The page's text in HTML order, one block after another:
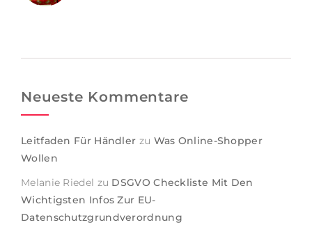
Neueste Kommentare
Leitfaden Für Händler zu Was Online-Shopper
Wollen
Melanie Riedel zu DSGVO Checkliste Mit Den
Wichtigsten Infos Zur EU-
Datenschutzgrundverordnung